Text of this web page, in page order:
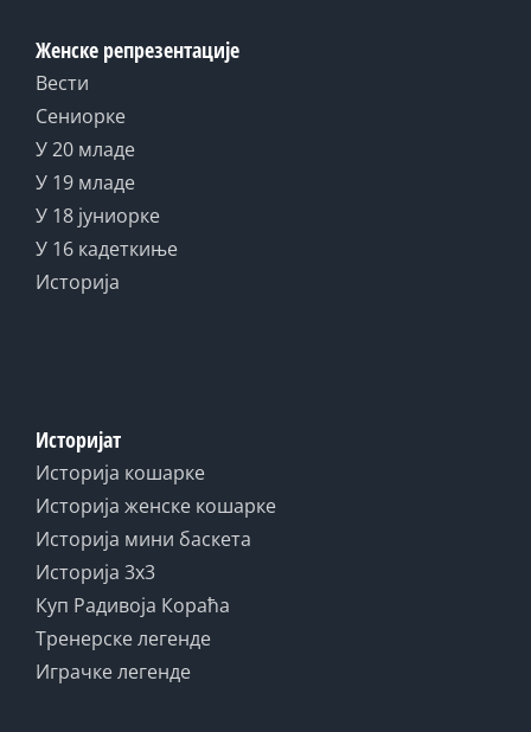
Женске репрезентације
Вести
Сениорке
У 20 младе
У 19 младе
У 18 јуниорке
У 16 кадеткиње
Историја
Историјат
Историја кошарке
Историја женске кошарке
Историја мини баскета
Историја 3x3
Куп Радивоја Кораћа
Тренерске легенде
Играчке легенде